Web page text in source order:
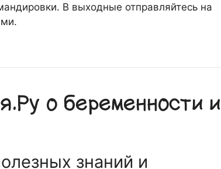
В выходные отправляйтесь на
о беременности и
знаний и